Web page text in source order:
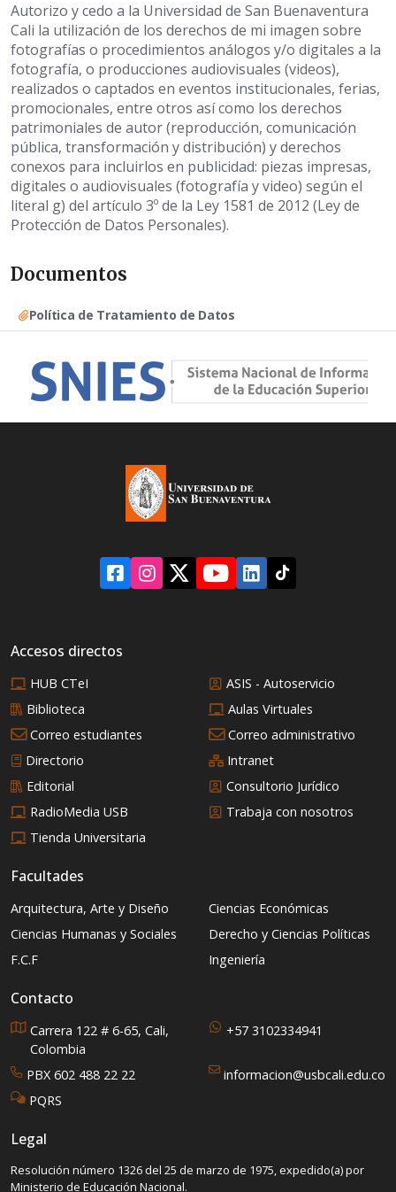
Autorizo y cedo a la Universidad de San Buenaventura
Cali la utilización de los derechos de mi imagen sobre
fotografías o procedimientos análogos y/o digitales a la
fotografía, o producciones audiovisuales (videos),
realizados o captados en eventos institucionales, ferias,
promocionales, entre otros así como los derechos
patrimoniales de autor (reproducción, comunicación
pública, transformación y distribución) y derechos
conexos para incluirlos en publicidad: piezas impresas,
digitales o audiovisuales (fotografía y video) según el
literal g) del artículo 3º de la Ley 1581 de 2012 (Ley de
Protección de Datos Personales).
Documentos
Política de Tratamiento de Datos
Accesos directos
HUB CTeI
ASIS - Autoservicio
Biblioteca
Aulas Virtuales
Correo estudiantes
Correo administrativo
Directorio
Intranet
Editorial
Consultorio Jurídico
RadioMedia USB
Trabaja con nosotros
Tienda Universitaria
Facultades
Arquitectura, Arte y Diseño
Ciencias Económicas
Ciencias Humanas y Sociales
Derecho y Ciencias Políticas
F.C.F
Ingeniería
Contacto
Carrera 122 # 6-65, Cali,
Colombia
+57 3102334941
PBX 602 488 22 22
informacion@usbcali.edu.co
PQRS
Legal
Resolución número 1326 del 25 de marzo de 1975, expedido(a) por
Ministerio de Educación Nacional.